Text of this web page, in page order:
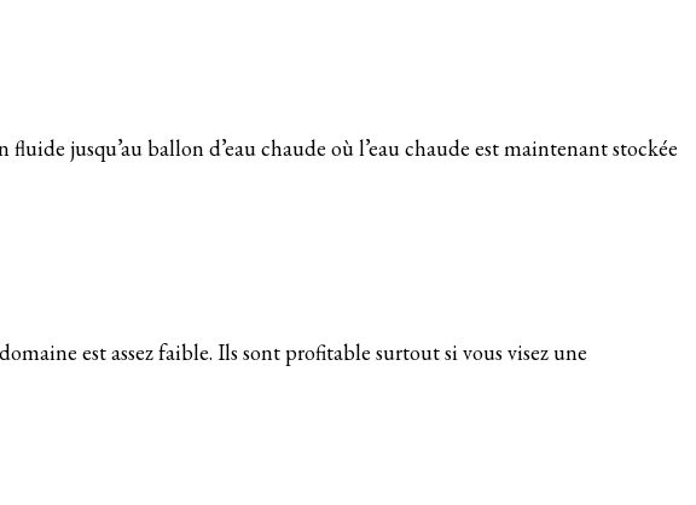
jusqu’au ballon d’eau chaude où l’eau chaude est maintenant stockée
est assez faible. Ils sont profitable surtout si vous visez une